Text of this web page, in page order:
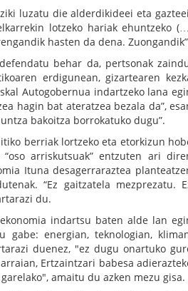
luzatu die alderdikideei eta
lotzeko hariak ehuntzeko
hasten da dena.
behar da, pertsonak
erdigunean, gizartearen
Autogobernua indartzeko lana
hagin bat ateratzea bezala da”,
bakoitza borrokatuko dugu”.
berriak lortzeko eta etorkizun
arriskutsuak” entzuten ari
Ituna desagerraraztea
“Ez gaitzatela mezprezatu.
du.
indartsu baten alde lan
gabe: energian, teknologian,
duenez, "ez dugu onartuko
Ertzaintzari babesa
amaitu du azken mezu gisa.